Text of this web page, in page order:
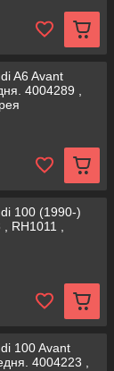
A6 Avant
4004289 ,
100 (1990-)
RH1011 ,
100 Avant
4004223 ,